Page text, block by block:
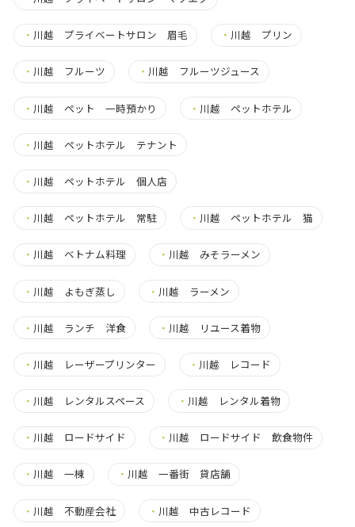
・ 川越 プライベートサロン 眉毛 ・ 川越 プリン
・ 川越 フルーツ ・ 川越 フルーツジュース
・ 川越 ペット 一時預かり ・ 川越 ペットホテル
・ 川越 ペットホテル テナント
・ 川越 ペットホテル 個人店
・ 川越 ペットホテル 常駐 ・ 川越 ペットホテル 猫
・ 川越 ベトナム料理 ・ 川越 みそラーメン
・ 川越 よもぎ蒸し ・ 川越 ラーメン
・ 川越 ランチ 洋食 ・ 川越 リユース着物
・ 川越 レーザープリンター ・ 川越 レコード
・ 川越 レンタルスペース ・ 川越 レンタル着物
・ 川越 ロードサイド ・ 川越 ロードサイド 飲食物件
・ 川越 一棟 ・ 川越 一番街 貸店舗
・ 川越 不動産会社 ・ 川越 中古レコード